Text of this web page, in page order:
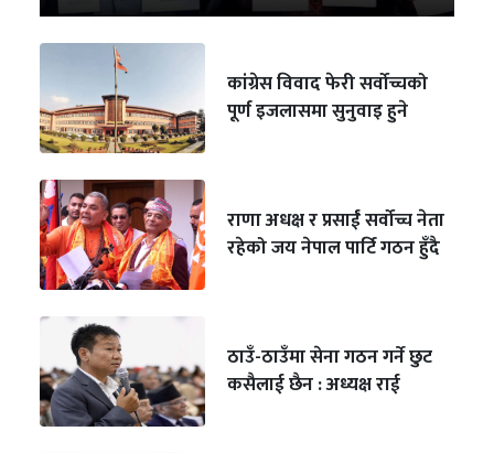
कांग्रेस विवाद फेरी सर्वोच्चको
पूर्ण इजलासमा सुनुवाइ हुने
राणा अधक्ष र प्रसाईं सर्वोच्च नेता
रहेको जय नेपाल पार्टि गठन हुँदै
ठाउँ-ठाउँमा सेना गठन गर्ने छुट
कसैलाई छैन : अध्यक्ष राई